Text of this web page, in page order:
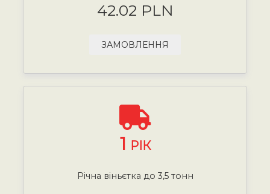
42.02 PLN
ЗАМОВЛЕННЯ
1 РІК
Річна віньєтка до 3,5 тонн